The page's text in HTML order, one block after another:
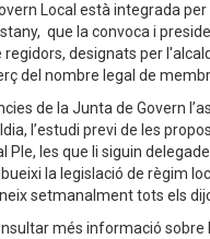
Local està integrada per
que la convoca i
designats per
del nombre legal de
de la Junta de Govern
l’estudi previ de les
Ple, les que li siguin
la legislació de règim
setmanalment tots els
més informació sobre